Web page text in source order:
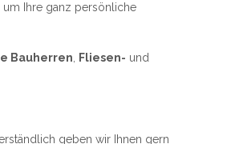
um Ihre ganz persönliche
Bauherren Fliesen- und
geben wir Ihnen gern